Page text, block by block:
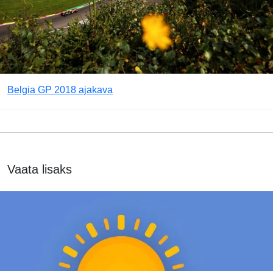
Belgia GP 2018 ajakava
Vaata lisaks